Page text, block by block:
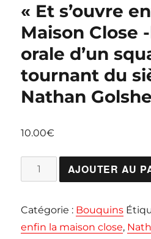
« Et s’ouvre
Maison Close
orale d’un
tournant du
Nathan
10.00€
quantité
de
s'ouvre
enfin
AJOUTER AU
Catégorie : Bouquins
enfin la maison close,